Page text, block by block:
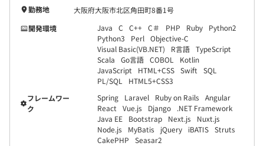
勤務地
大阪府大阪市北区角田町8番1号
開発環境
Java C C++ C＃ PHP Ruby
Python2
Python3
Perl Objective-C
Visual Basic(VB.NET)
R言語 TypeScript
Scala
Go言語 COBOL
Kotlin
JavaScript
HTML+CSS Swift
SQL
PL/SQL
HTML5+CSS3
フレームワー
ク
Spring Laravel Ruby on Rails Angular
React
Vue.js Django
.NET Framework
Java EE
Bootstrap Next.js
Nuxt.js
Node.js
MyBatis jQuery iBATIS Struts
CakePHP
Seasar2